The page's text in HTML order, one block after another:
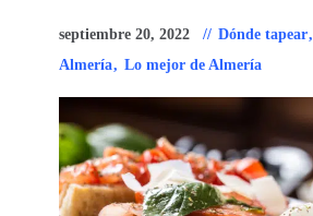
septiembre 20, 2022 Dónde tapear,
Almería, Lo mejor de Almería